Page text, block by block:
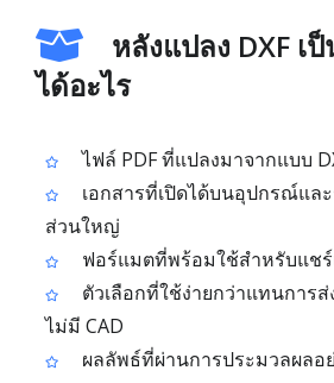
หลังแปลง DXF เ
ได้อะไร
ไฟล์ PDF ที่แปลงมาจากแบบ
เอกสารที่เปิดได้บนอุปกรณ์แล
ส่วนใหญ่
ฟอร์แมตที่พร้อมใช้สำหรับแช
ตัวเลือกที่ใช้ง่ายกว่าแทนการ
ไม่มี CAD
ผลลัพธ์ที่ผ่านการประมวลผลอ